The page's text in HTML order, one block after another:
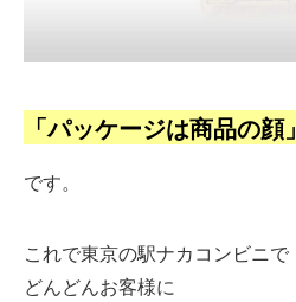
「パッケージは商品の顔」
です。
これで東京の駅ナカコンビニで
どんどんお客様に